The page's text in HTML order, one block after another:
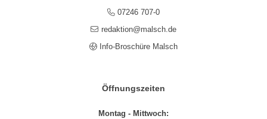
07246 707-0
redaktion@malsch.de
Info-Broschüre Malsch
Öffnungszeiten
Montag - Mittwoch: